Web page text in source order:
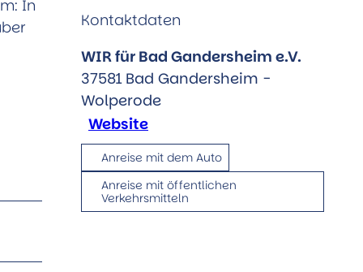
In
Kontaktdaten
WIR für Bad Gandersheim e.V.
37581 Bad Gandersheim -
Wolperode
Website
Anreise mit dem Auto
Anreise mit öffentlichen
Verkehrsmitteln